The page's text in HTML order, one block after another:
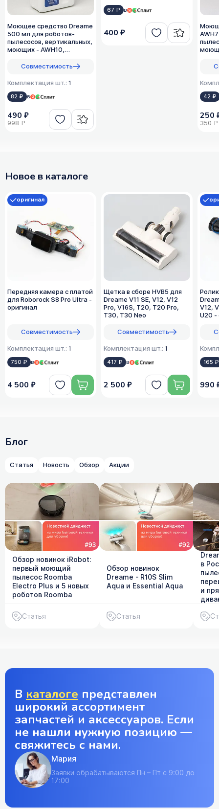
Моющее средство Dreame
500 мл для роботов-
пылесосов, вертикальных,
моющих - AWH10,
Совместимость
Комплектация шт.: 1
82 ₽ в
490 ₽
998 ₽
67 ₽ в
400 ₽
42 ₽
250
350 ₽
Новое в каталоге
Передняя камера с платой
для Roborock S8 Pro Ultra -
оригинал
Совместимость
Комплектация шт.: 1
750 ₽ в
оригинал
4 500 ₽
Щетка в сборе HVB5 для
Dreame V11 SE, V12, V12
Pro, V16S, T20, T20 Pro,
T30, T30 Neo
Совместимость
Комплектация шт.:1
417 ₽ в
2 500 ₽
V12,
U20 -
165 ₽
990
Блог
Статья Новость Обзор Акции
Обзор новинок iRobot:
первый моющий
пылесос Roomba
Electro Plus и 5 новых
роботов Roomba
Статья
Обзор новинок
Dreame - R10S Slim
Aqua и Essential Aqua
Статья
в
и
В каталоге представлен
широкий ассортимент
запчастей и аксессуаров. Если
не нашли нужную позицию —
свяжитесь с нами.
Мария
Заявки обрабатываются Пн – Пт с 9:00 до
17:00